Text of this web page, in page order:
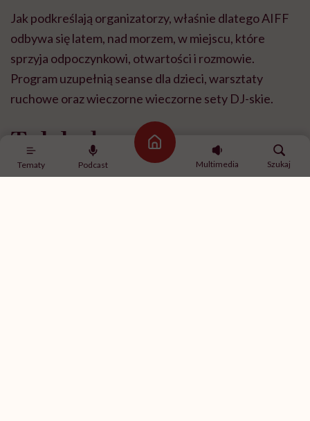
Tematy Podcast
Strona główna
Multimedia
Szukaj
Jak podkreślają organizatorzy, właśnie dlatego AIFF
odbywa się latem, nad morzem, w miejscu, które
sprzyja odpoczynkowi, otwartości i rozmowie.
Program uzupełnią seanse dla dzieci, warsztaty
ruchowe oraz wieczorne wieczorne sety DJ-skie.
Tak było podczas
poprzedniej edycji All